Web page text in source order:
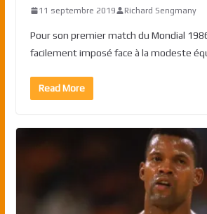
11 septembre 2019 Richard Sengmany
Pour son premier match du Mondial
facilement imposé face à la modeste
Read More